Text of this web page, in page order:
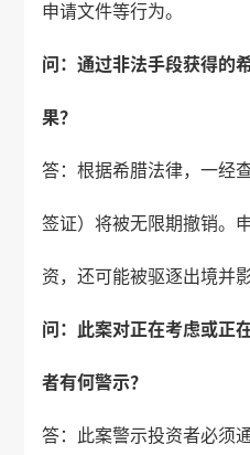
申请文件等行为。
问：通过非法手段获得的
果？
答：根据希腊法律，一经
签证）将被无限期撤销。
资，还可能被驱逐出境并
问：此案对正在考虑或正
者有何警示？
答：此案警示投资者必须